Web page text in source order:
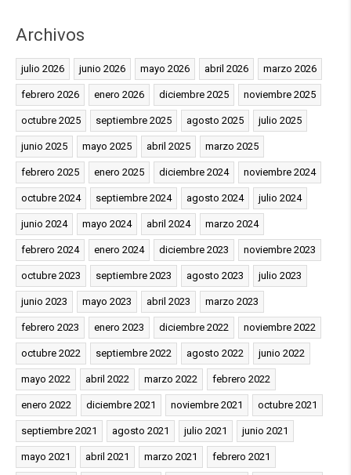
Archivos
julio 2026 junio 2026 mayo 2026 abril 2026 marzo 2026
febrero 2026 enero 2026 diciembre 2025 noviembre 2025
octubre 2025 septiembre 2025 agosto 2025 julio 2025
junio 2025 mayo 2025 abril 2025 marzo 2025
febrero 2025 enero 2025 diciembre 2024 noviembre 2024
octubre 2024 septiembre 2024 agosto 2024 julio 2024
junio 2024 mayo 2024 abril 2024 marzo 2024
febrero 2024 enero 2024 diciembre 2023 noviembre 2023
octubre 2023 septiembre 2023 agosto 2023 julio 2023
junio 2023 mayo 2023 abril 2023 marzo 2023
febrero 2023 enero 2023 diciembre 2022 noviembre 2022
octubre 2022 septiembre 2022 agosto 2022 junio 2022
mayo 2022 abril 2022 marzo 2022 febrero 2022
enero 2022 diciembre 2021 noviembre 2021 octubre 2021
septiembre 2021 agosto 2021 julio 2021 junio 2021
mayo 2021 abril 2021 marzo 2021 febrero 2021